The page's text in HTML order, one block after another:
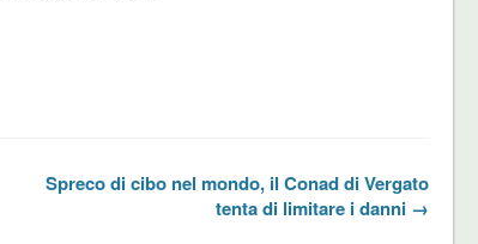
Spreco di cibo nel mondo, il Conad di Vergato
tenta di limitare i danni →